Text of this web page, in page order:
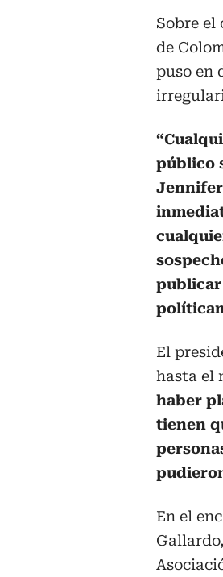
Sobre el
de
puso en
público
publicar
El
hasta el
haber
tienen
En el